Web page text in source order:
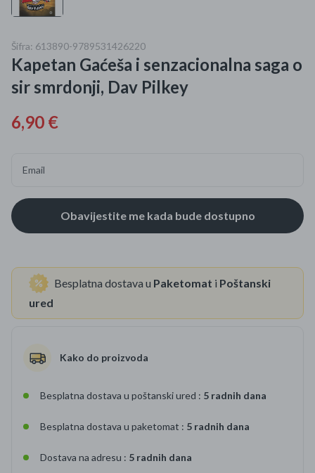
Kišobrani akcija
Ograničena cijena
Najpopularniji proizvodi
Šifra: 613890-9789531426220
Kapetan Gaćeša i senzacionalna saga o
sir smrdonji, Dav Pilkey
6,90 €
Email
Besplatna dostava u Paketomat i Poštanski
ured
Kako do proizvoda
Besplatna dostava u poštanski ured : 5 radnih dana
Besplatna dostava u paketomat : 5 radnih dana
Dostava na adresu : 5 radnih dana